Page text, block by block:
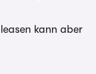
kann aber